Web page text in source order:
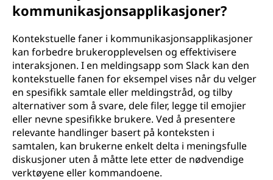
kommunikasjonsapplikasjoner?
Kontekstuelle faner i kommunikasjonsapplikasjoner
kan forbedre brukeropplevelsen og effektivisere
interaksjonen. I en meldingsapp som Slack kan den
kontekstuelle fanen for eksempel vises når du velger
en spesifikk samtale eller meldingstråd, og tilby
alternativer som å svare, dele filer, legge til emojier
eller nevne spesifikke brukere. Ved å presentere
relevante handlinger basert på konteksten i
samtalen, kan brukerne enkelt delta i meningsfulle
diskusjoner uten å måtte lete etter de nødvendige
verktøyene eller kommandoene.